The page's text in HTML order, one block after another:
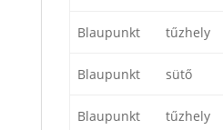
Blaupunkt tűzhely
Blaupunkt sütő
Blaupunkt tűzhely